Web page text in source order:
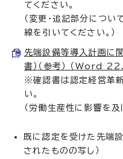
てください。
（変更・追記部分につい
線を引いてください。）
先端設備等導入計画に
書）（参考） （Word
※確認書は認定経営革
い。
（労働生産性に影響を及
既に認定を受けた先端
されたものの写し）